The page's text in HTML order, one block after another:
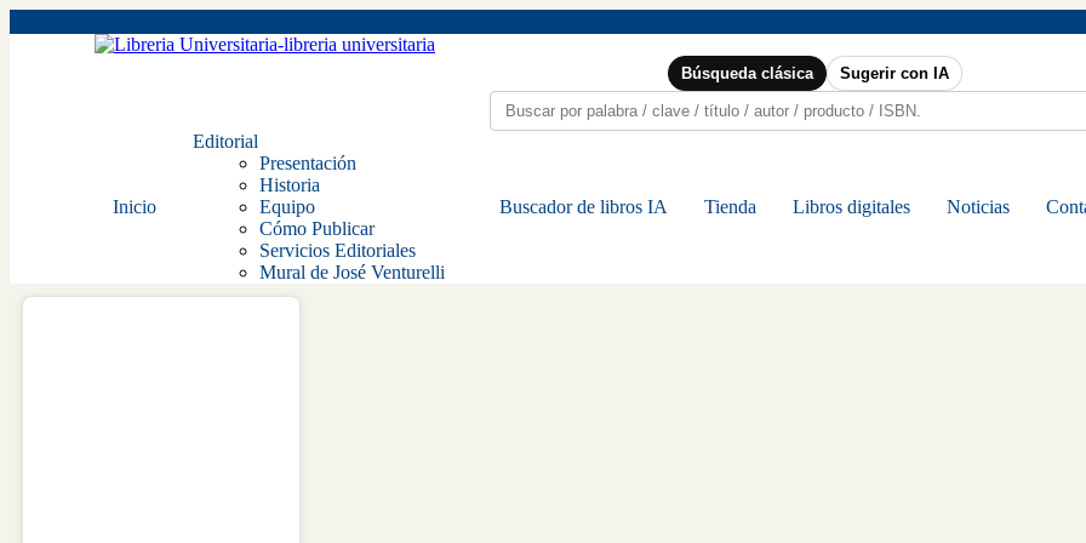
Búsqueda clásica Sugerir con IA
Inicio
Editorial
Presentación
Historia
Equipo
Cómo Publicar
Servicios Editoriales
Mural de José Venturelli
Buscador de libros IA Tienda Libros digitales Noticias